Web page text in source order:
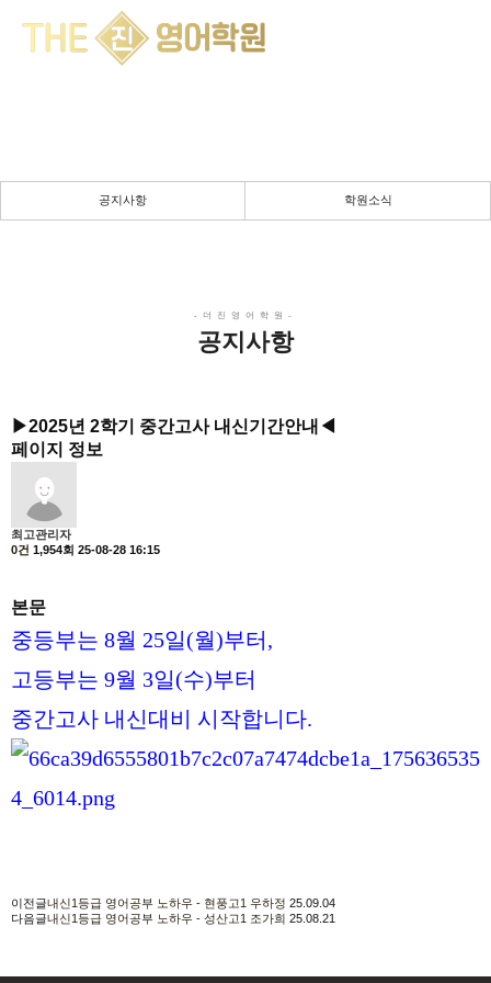
공지사항 학원소식
공지사항
▶2025년 2학기 중간고사 내신기간안내◀
페이지 정보
최고관리자
0건 1,954회 25-08-28 16:15
본문
중등부는 8월 25일(월)부터 ,
고등부는 9월 3일(수)부터
중간고사 내신대비 시작합니다.
이전글내신1등급 영어공부 노하우 - 현풍고1 우하정 25.09.04
다음글내신1등급 영어공부 노하우 - 성산고1 조가희 25.08.21